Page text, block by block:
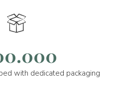
with dedicated packaging